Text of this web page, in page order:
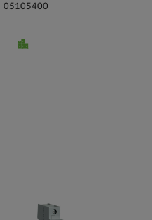
05105400